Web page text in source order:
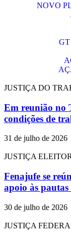
NOVO
JUSTIÇA DO
Em reunião no
condições de
31 de julho de 2026
JUSTIÇA
Fenajufe se
apoio às
30 de julho de 2026
JUSTIÇA